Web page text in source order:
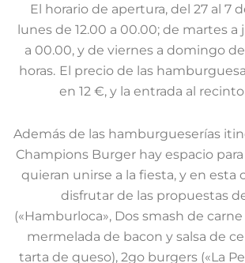
El horario de apertura, del 27 al 7
lunes de 12.00 a 00.00; de martes a
a 00.00, y de viernes a domingo
horas. El precio de las
en 12 €, y la entrada al
Además de las hamburgueserías
Champions Burger hay espacio
quieran unirse a la fiesta, y en esta
disfrutar de las propuestas
(«Hamburloca», Dos smash de
mermelada de bacon y salsa de
tarta de queso), 2go burgers («La